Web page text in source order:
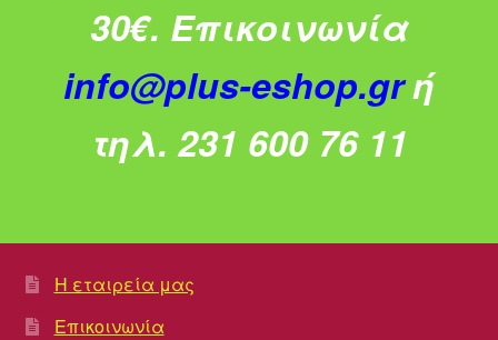
30€. Επικοινωνία
info@plus-eshop.grή
τηλ. 231 600 76 11
Η εταιρεία μας
Επικοινωνία